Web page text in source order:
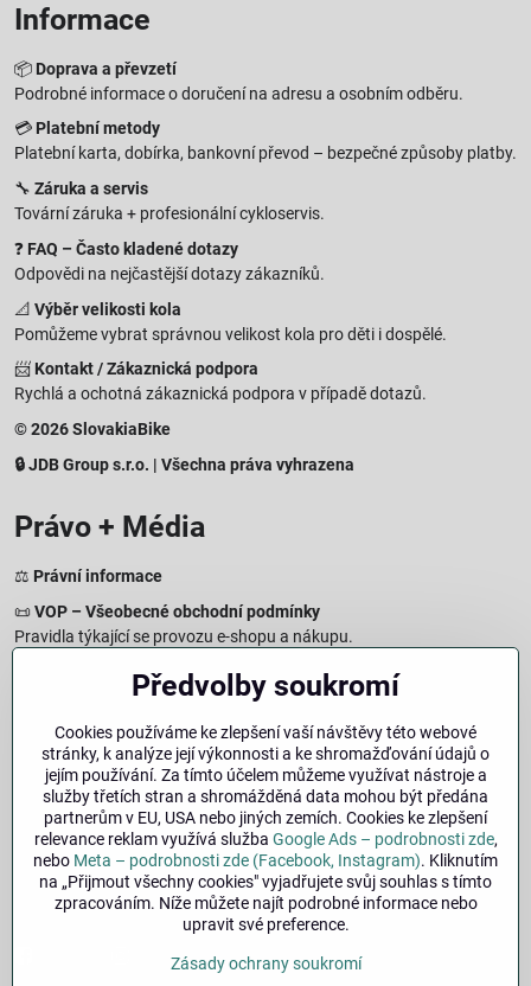
Informace
📦 Doprava a převzetí
Podrobné informace o doručení na adresu a osobním odběru.
💳 Platební metody
Platební karta, dobírka, bankovní převod – bezpečné způsoby platby.
🔧 Záruka a servis
Tovární záruka + profesionální cykloservis.
❓ FAQ – Často kladené dotazy
Odpovědi na nejčastější dotazy zákazníků.
📐 Výběr velikosti kola
Pomůžeme vybrat správnou velikost kola pro děti i dospělé.
📨 Kontakt / Zákaznická podpora
Rychlá a ochotná zákaznická podpora v případě dotazů.
© 2026 SlovakiaBike
🔒 JDB Group s.r.o. | Všechna práva vyhrazena
Právo + Média
⚖️ Právní informace
📜VOP – Všeobecné obchodní podmínky
Pravidla týkající se provozu e-shopu a nákupu.
Zásady zpracování osobních údajů
Jak chráníme a zpracováváme vaše osobní údaje.
Informace o cookies
Informace o používaných cookies a zpracování údajů na webu.
Právo na odstoupení – 14denní vrácení
Postup a podmínky odstoupení od nákupu.
Impresum
Údaje o provozovateli a právní informace.
Bezpečnost
Instagram
Předvolby soukromí
Cookies používáme ke zlepšení vaší návštěvy této webové
stránky, k analýze její výkonnosti a ke shromažďování údajů o
jejím používání. Za tímto účelem můžeme využívat nástroje a
služby třetích stran a shromážděná data mohou být předána
partnerům v EU, USA nebo jiných zemích. Cookies ke zlepšení
relevance reklam využívá služba Google Ads – podrobnosti zde,
nebo Meta – podrobnosti zde (Facebook, Instagram). Kliknutím
na „Přijmout všechny cookies" vyjadřujete svůj souhlas s tímto
zpracováním. Níže můžete najít podrobné informace nebo
upravit své preference.
Zásady ochrany soukromí